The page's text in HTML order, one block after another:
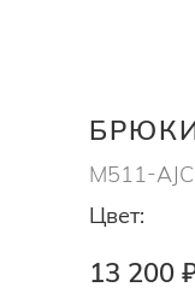
M511-
Цвет:
13 200